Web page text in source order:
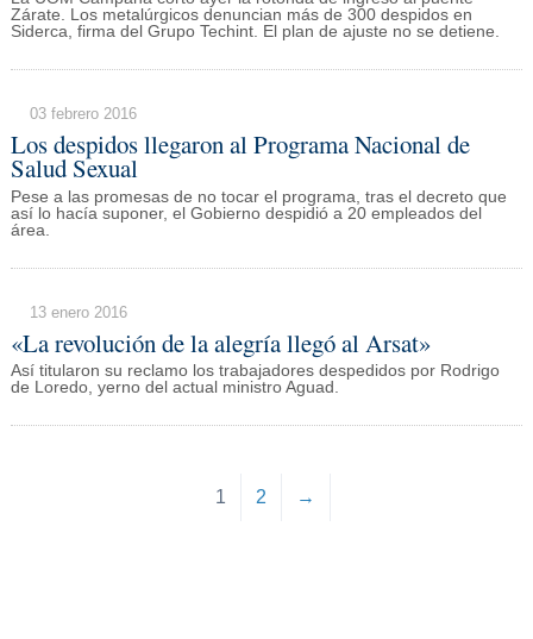
Zárate. Los metalúrgicos denuncian más de 300 despidos en
Siderca, firma del Grupo Techint. El plan de ajuste no se detiene.
03 febrero 2016
Los despidos llegaron al Programa Nacional de
Salud Sexual
Pese a las promesas de no tocar el programa, tras el decreto que
así lo hacía suponer, el Gobierno despidió a 20 empleados del
área.
13 enero 2016
«La revolución de la alegría llegó al Arsat»
Así titularon su reclamo los trabajadores despedidos por Rodrigo
de Loredo, yerno del actual ministro Aguad.
1 2 →